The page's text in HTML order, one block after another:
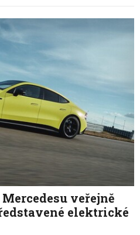
veřejně
elektrické